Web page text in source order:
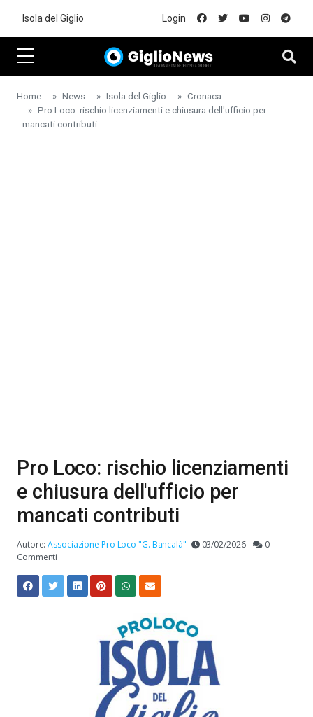
Isola del Giglio Login
Home News Isola del Giglio
Cronaca
Pro Loco: rischio licenziamenti e chiusura dell'ufficio per
mancati contributi
Pro Loco: rischio licenziamenti
e chiusura dell'ufficio per
mancati contributi
Autore:Associazione Pro Loco "G. Bancalà" 03/02/2026
0
Commenti